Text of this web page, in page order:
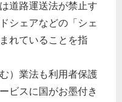
道路運送法が禁止す
シェアなどの「シェ
れていることを指
）業法も利用者保護
ビスに国がお墨付き